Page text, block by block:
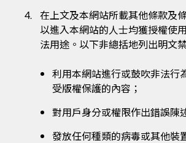
在上文及本網站所載其他條款及
以進入本網站的人士均獲授權使
法用途。以下非總括地列出明文
利用本網站進行或鼓吹非法行
受版權保護的內容；
對用戶身分或權限作出錯誤陳
發放任何種類的病毒或其他裝